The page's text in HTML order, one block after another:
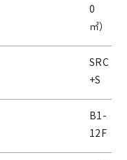
0
㎡）
SRC
+S
B1-
12F